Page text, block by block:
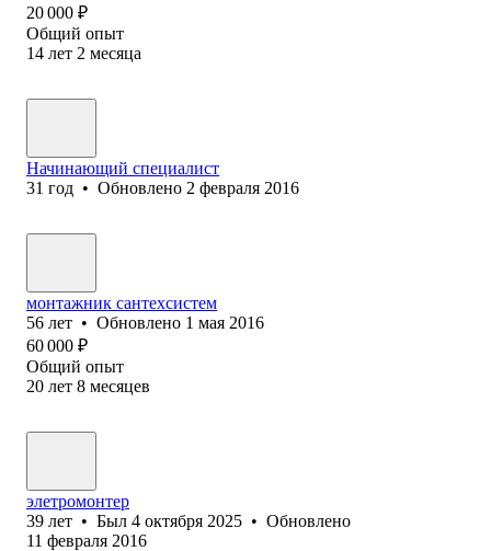
20 000 ₽
Общий опыт
14 лет 2 месяца
Начинающий специалист
31 год • Обновлено 2 февраля 2016
монтажник сантехсистем
56 лет • Обновлено 1 мая 2016
60 000 ₽
Общий опыт
20 лет 8 месяцев
элетромонтер
39 лет • Был 4 октября 2025 • Обновлено
11 февраля 2016